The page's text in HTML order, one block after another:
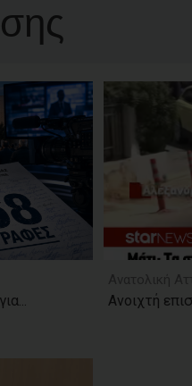
Ανοιχτή